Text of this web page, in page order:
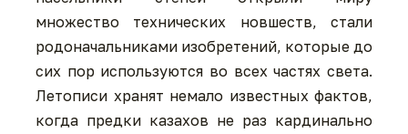
множество технических новшеств, стали
родоначальниками изобретений, которые до
сих пор используются во всех частях света.
Летописи хранят немало известных фактов,
когда предки казахов не раз кардинально